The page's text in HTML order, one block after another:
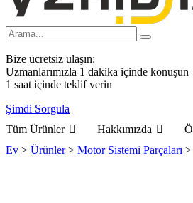
Bize ücretsiz ulaşın:
Uzmanlarımızla 1 dakika içinde konuşun
1 saat içinde teklif verin
Şimdi Sorgula
Tüm Ürünler
Hakkımızda
Ev > Ürünler> Motor Sistemi Parçaları >